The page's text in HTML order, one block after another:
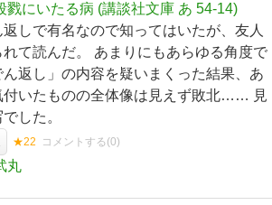
戮にいたる病 (講談社文庫 あ 54-14)
返しで有名なので知ってはいたが、友人
れて読んだ。 あまりにもあらゆる角度で
ん返し」の内容を疑いまくった結果、あ
付いたものの全体像は見えず敗北…… 見
した。
★22 コメントする(0)
丸